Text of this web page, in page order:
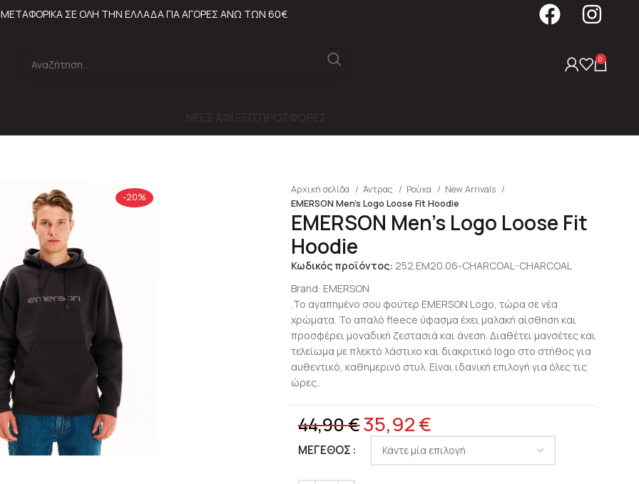
ΣΕ ΟΛΗ ΤΗΝ ΕΛΛΑΔΑ ΓΙΑ ΑΓΟΡΕΣ ΑΝΩ ΤΩΝ 60€
0
to enlarge
-20%
Αρχική σελίδα Άντρας Ρούχα
New Arrivals
EMERSON Men’s Logo Loose Fit Hoodie
EMERSON Men’s Logo Loose Fit
Hoodie
Κωδικός προϊόντος: 252.EM20.06-CHARCOAL-CHARCOAL
Brand: EMERSON
.Το αγαπημένο σου φούτερ EMERSON Logo, τώρα σε νέα
χρώματα. Το απαλό fleece ύφασμα έχει μαλακή αίσθηση και
προσφέρει μοναδική ζεστασιά και άνεση. Διαθέτει μανσέτες και
τελείωμα με πλεκτό λάστιχο και διακριτικό logo στο στήθος για
αυθεντικό, καθημερινό στυλ. Είναι ιδανική επιλογή για όλες τις
ώρες..
44,90€35,92€
ΜΈΓΕΘΟΣ